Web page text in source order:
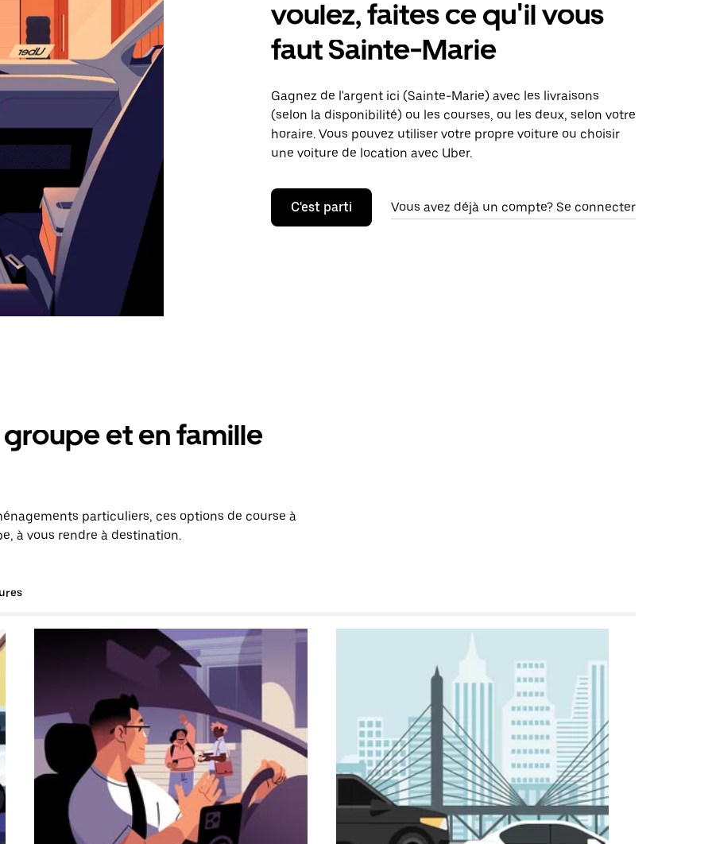
voulez, faites ce qu'il vous
faut Sainte-Marie
Gagnez de l'argent ici (Sainte-Marie) avec les livraisons
(selon la disponibilité) ou les courses, ou les deux, selon votre
horaire. Vous pouvez utiliser votre propre voiture ou choisir
une voiture de location avec Uber.
C'est parti Vous avez déjà un compte? Se connecter
et en famille
particuliers, ces options de course à
à vous rendre à destination.